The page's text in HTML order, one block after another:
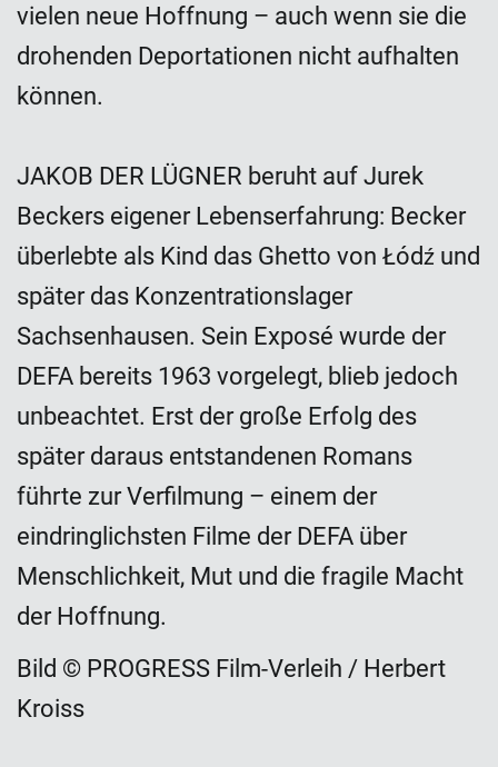
vielen neue Hoffnung – auch wenn sie die
drohenden Deportationen nicht aufhalten
können.
JAKOB DER LÜGNER beruht auf Jurek
Beckers eigener Lebenserfahrung: Becker
überlebte als Kind das Ghetto von Łódź und
später das Konzentrationslager
Sachsenhausen. Sein Exposé wurde der
DEFA bereits 1963 vorgelegt, blieb jedoch
unbeachtet. Erst der große Erfolg des
später daraus entstandenen Romans
führte zur Verfilmung – einem der
eindringlichsten Filme der DEFA über
Menschlichkeit, Mut und die fragile Macht
der Hoffnung.
Bild © PROGRESS Film-Verleih / Herbert
Kroiss